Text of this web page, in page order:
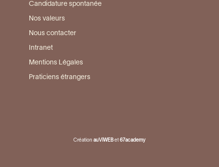
Candidature spontanée
Nos valeurs
Nous contacter
Intranet
Mentions Légales
Praticiens étrangers
CréationauViWEB et67academy